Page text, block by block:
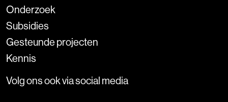
Onderzoek
Subsidies
Gesteunde projecten
Kennis
Volg ons ook via social media